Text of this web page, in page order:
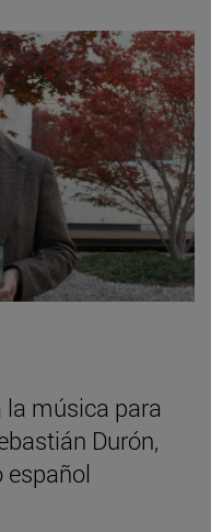
la música para
Durón,
español